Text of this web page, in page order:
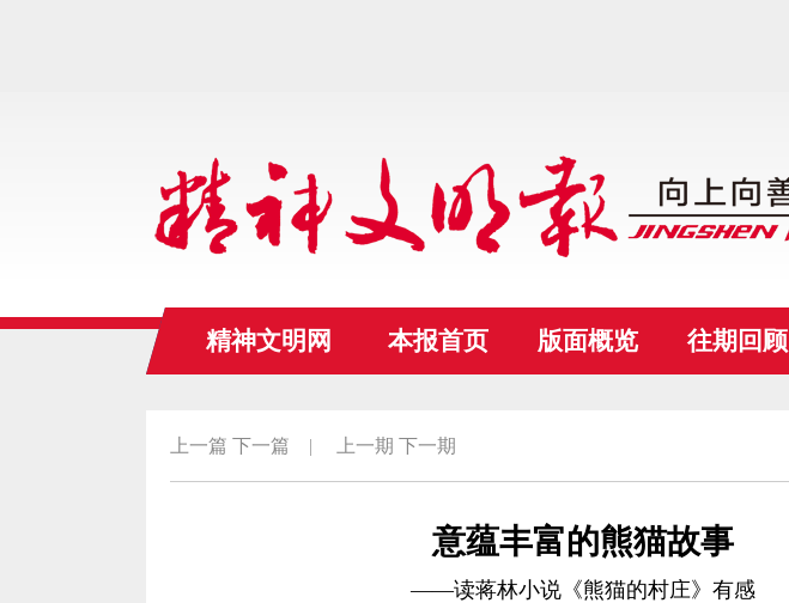
精神文明网 本报首页 版面概览 往期回顾
上一篇 下一篇 | 上一期 下一期
意蕴丰富的熊猫故事
——读蒋林小说《熊猫的村庄》有感